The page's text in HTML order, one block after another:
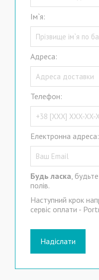
Iм`я:
Адреса:
Телефон:
Електронна адреса:
Будь ласка,
полів.
Наступний крок
сервіс оплати -
Надіслати